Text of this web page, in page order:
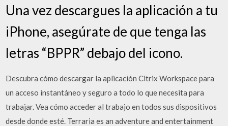
Una vez descargues la aplicación a tu
iPhone, asegúrate de que tenga las
letras “BPPR” debajo del icono.
Descubra cómo descargar la aplicación Citrix Workspace para
un acceso instantáneo y seguro a todo lo que necesita para
trabajar. Vea cómo acceder al trabajo en todos sus dispositivos
desde donde esté. Terraria es an adventure and entertainment